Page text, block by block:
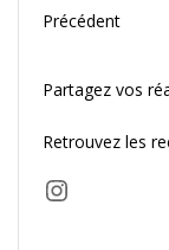
Précédent
Partagez vos
Retrouvez les
Instagram